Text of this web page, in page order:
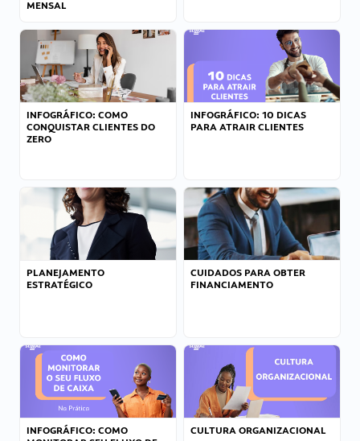
MENSAL
INFOGRÁFICO: COMO
CONQUISTAR CLIENTES DO
ZERO
INFOGRÁFICO: 10 DICAS
PARA ATRAIR CLIENTES
PLANEJAMENTO
ESTRATÉGICO
CUIDADOS PARA OBTER
FINANCIAMENTO
INFOGRÁFICO: COMO
CULTURA ORGANIZACIONAL